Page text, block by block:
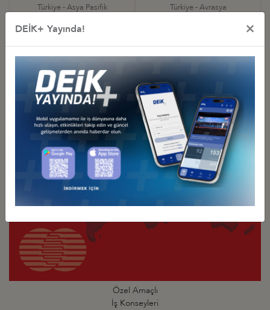
Türkiye - Asya Pasifik
Türkiye - Avrasya
Türkiye - Avrupa
İş Konseyleri
Türkiye - Orta Doğu ve
Körfez İş Konseyleri
Sektörel
İş Konseyleri
İş Konseyleri
Özel Amaçlı
İş Konseyleri
DEİK+ Yayında! ×